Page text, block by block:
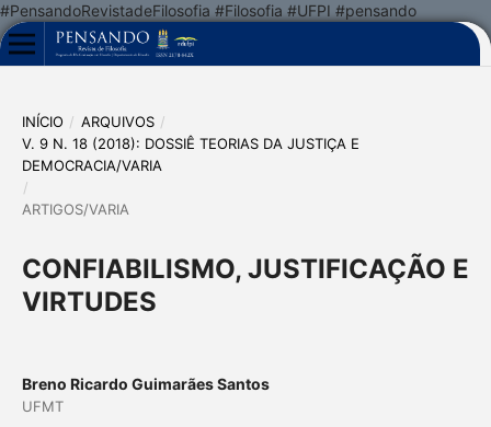
#PensandoRevistadeFilosofia #Filosofia #UFPI #pensando
INÍCIO / ARQUIVOS /
V. 9 N. 18 (2018): DOSSIÊ TEORIAS DA JUSTIÇA E
DEMOCRACIA/VARIA
/
ARTIGOS/VARIA
CONFIABILISMO, JUSTIFICAÇÃO E
VIRTUDES
Breno Ricardo Guimarães Santos
UFMT